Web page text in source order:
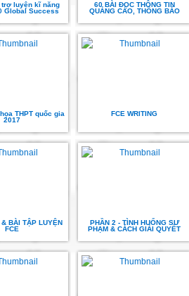
trợ luyện kĩ năng
Global Success
60 BÀI ĐỌC THÔNG TIN
QUẢNG CÁO, THÔNG BÁO
THPT quốc gia
2017
FCE WRITING
BÀI TẬP LUYỆN
FCE
PHẦN 2 - TÌNH HUỐNG SƯ
PHẠM & CÁCH GIẢI QUYẾT